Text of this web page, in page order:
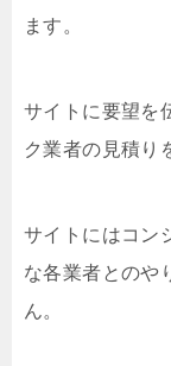
ます。
サイトに要望を
ク業者の見積り
サイトにはコン
な各業者とのや
ん。